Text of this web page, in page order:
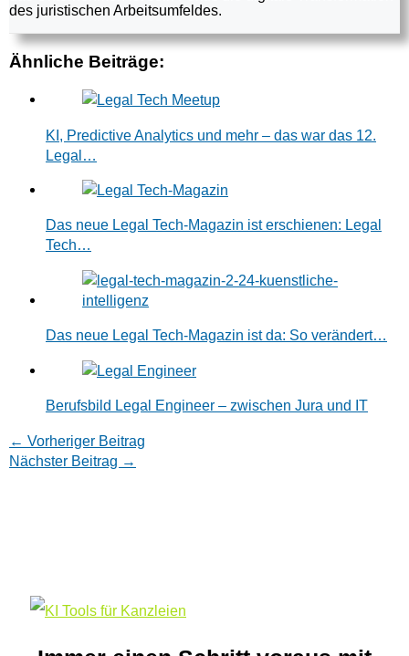
des juristischen Arbeitsumfeldes.
Ähnliche Beiträge:
KI, Predictive Analytics und mehr – das war das 12.
Legal…
Das neue Legal Tech-Magazin ist erschienen: Legal
Tech…
Das neue Legal Tech-Magazin ist da: So verändert…
Berufsbild Legal Engineer – zwischen Jura und IT
← Vorheriger Beitrag
Nächster Beitrag →